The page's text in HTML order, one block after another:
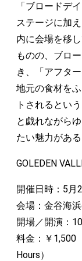
「ブロードデ
ステージに加
内に会場を移
ものの、ブロ
き、「アフタ
地元の食材を
トされるとい
と戯れながら
たい魅力がある
GOLEDEN
開催日時：5月
会場：金谷海浜
開場／開演：
料金：￥
Hours）